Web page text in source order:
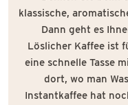
klassische,
Dann geht es
Löslicher Kaffee ist
eine schnelle Tasse
dort, wo man
Instantkaffee hat